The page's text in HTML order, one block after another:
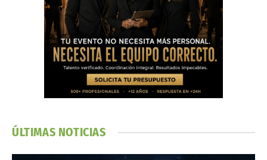
ÚLTIMAS NOTICIAS